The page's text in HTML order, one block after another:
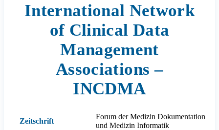
International Network
of Clinical Data
Management
Associations –
INCDMA
Zeitschrift
Forum der Medizin Dokumentation
und Medizin Informatik